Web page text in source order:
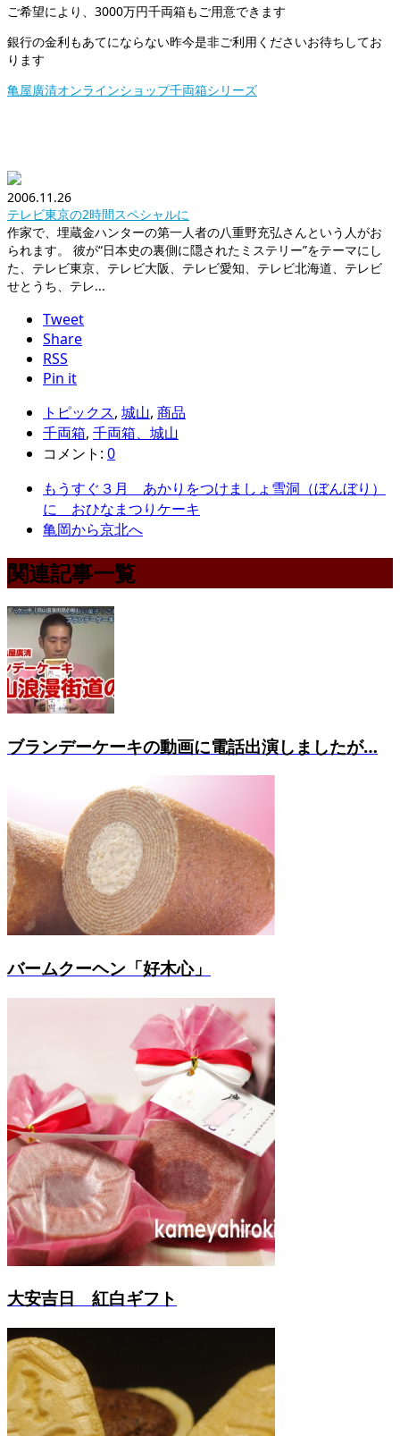
ご希望により、3000万円千両箱もご用意できます
銀行の金利もあてにならない昨今是非ご利用くださいお待ちしてお
ります
亀屋廣清オンラインショップ千両箱シリーズ
2006.11.26
テレビ東京の2時間スペシャルに
作家で、埋蔵金ハンターの第一人者の八重野充弘さんという人がお
られます。 彼が“日本史の裏側に隠されたミステリー”をテーマにし
た、テレビ東京、テレビ大阪、テレビ愛知、テレビ北海道、テレビ
せとうち、テレ...
Tweet
Share
RSS
Pin it
トピックス, 城山, 商品
千両箱, 千両箱、城山
コメント: 0
もうすぐ３月 あかりをつけましょ雪洞（ぼんぼり）
に おひなまつりケーキ
亀岡から京北へ
関連記事一覧
ブランデーケーキの動画に電話出演しましたが…
バームクーヘン「好木心」
大安吉日 紅白ギフト